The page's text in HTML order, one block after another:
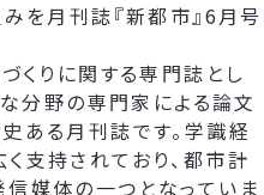
を月刊誌『新都市』6月号
くりに関する専門誌とし
分野の専門家による論文
ある月刊誌です。学識経
支持されており、都市計
媒体の一つとなっていま